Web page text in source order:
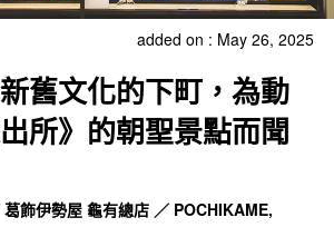
added on : May 26, 2025
舊文化的下町，為動
所》的朝聖景點而聞
飾伊勢屋 龜有總店 ／ POCHIKAME,